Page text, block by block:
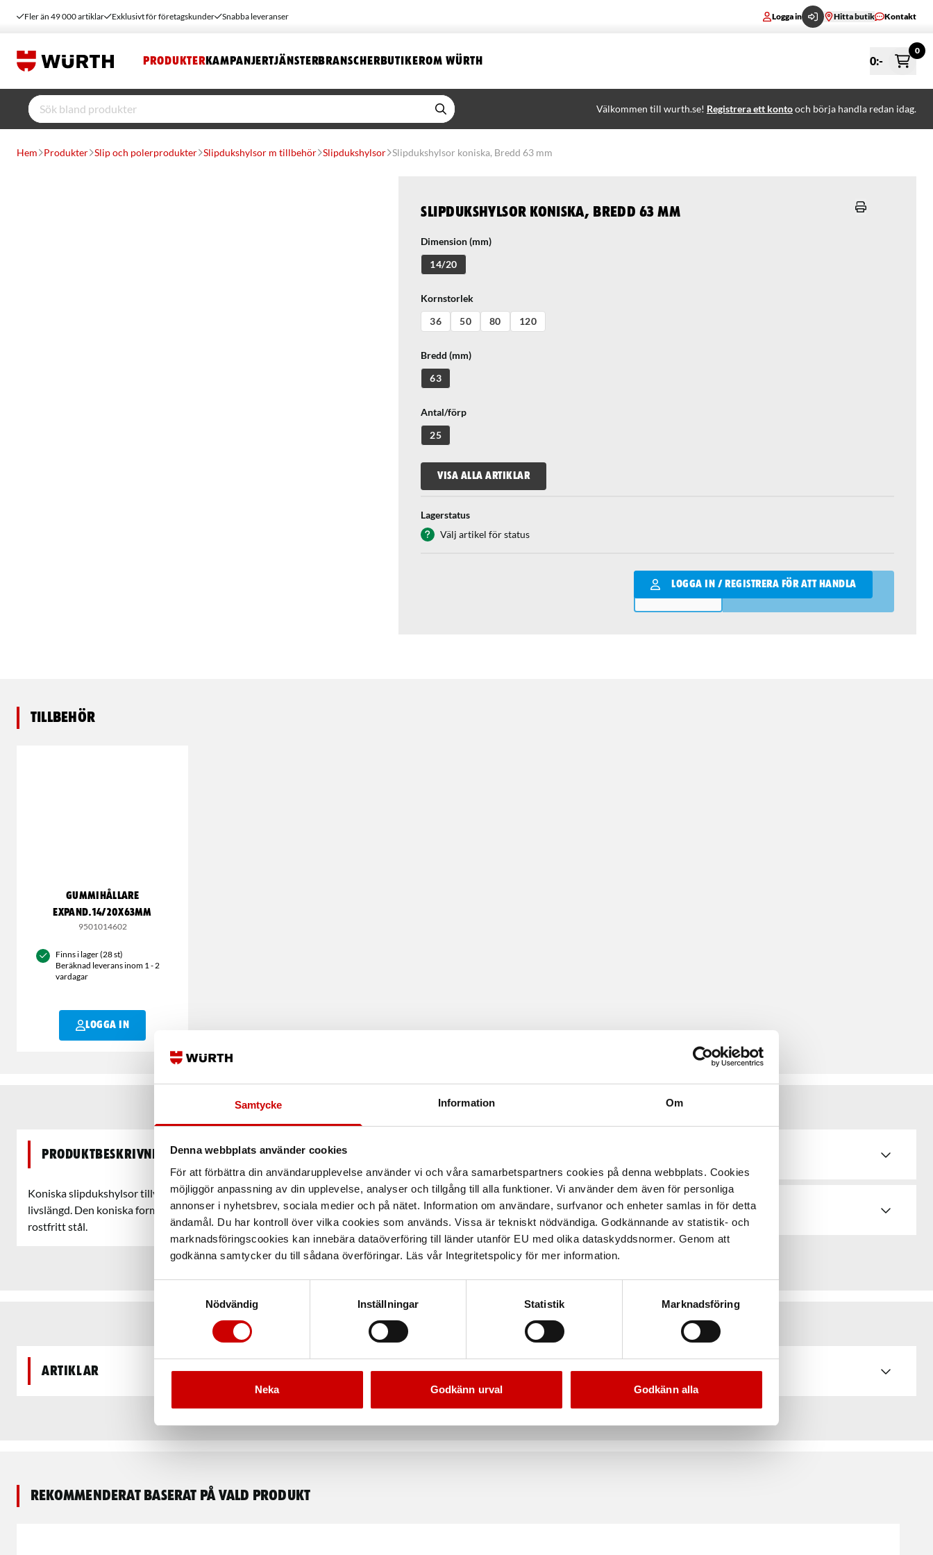
Samtycke Information Om
Denna webbplats använder cookies
För att förbättra din användarupplevelse använder vi och våra samarbetspartners cookies på denna webbplats. Cookies
möjliggör anpassning av din upplevelse, analyser och tillgång till alla funktioner. Vi använder dem även för personliga
annonser i nyhetsbrev, sociala medier och på nätet. Information om användare, surfvanor och enheter samlas in för detta
ändamål. Du har kontroll över vilka cookies som används. Vissa är tekniskt nödvändiga. Godkännande av statistik- och
marknadsföringscookies kan innebära dataöverföring till länder utanför EU med olika dataskyddsnormer. Genom att
godkänna samtycker du till sådana överföringar. Läs vår Integritetspolicy för mer information.
Nödvändig
Inställningar Statistik Marknadsföring
Neka Godkänn urval Godkänn alla
Fler än 49 000 artiklar Exklusivt för företagskunder Snabba leveranser Logga in Hitta butik Kontakt
PRODUKTER KAMPANJERTJÄNSTERBRANSCHERBUTIKEROM WÜRTH 0:-
0
Välkommen till wurth.se! Registrera ett kontooch börja handla redan idag.
Hem Produkter Slip och polerprodukter Slipdukshylsor m tillbehör Slipdukshylsor Slipdukshylsor koniska, Bredd 63 mm
Slipdukshylsor koniska, Bredd 63 mm
Dimension (mm)
14/20
Kornstorlek
36
50 80 120
Bredd (mm)
63
Antal/förp
25
VISA ALLA ARTIKLAR
Lagerstatus
Välj artikel för status
LOGGA IN / REGISTRERA FÖR ATT HANDLA
Qantity
LÄGG I VARUKORGEN
Tillbehör
GUMMIHÅLLARE
EXPAND.14/20X63MM
9501014602
Finns i lager (28 st)
Beräknad leverans inom 1 - 2
vardagar
LOGGA IN
Produktbeskrivning
Koniska slipdukshylsor tillverkade av högkvalitativ zirkonkorund som ger en längre
livslängd. Den koniska formen gör det enkelt att slipa och forma både vanligt och
rostfritt stål.
Egenskaper
Artiklar
Rekommenderat baserat på vald produkt